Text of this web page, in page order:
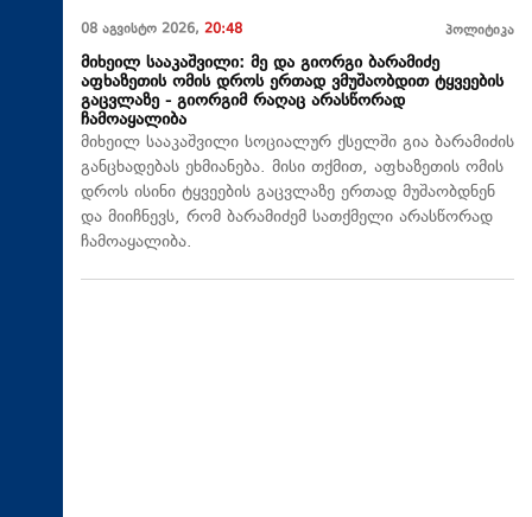
08 აგვისტო 2026, 20:48 პოლიტიკა
მიხეილ სააკაშვილი: მე და გიორგი ბარამიძე
აფხაზეთის ომის დროს ერთად ვმუშაობდით ტყვეების
გაცვლაზე - გიორგიმ რაღაც არასწორად
ჩამოაყალიბა
მიხეილ სააკაშვილი სოციალურ ქსელში გია ბარამიძის
განცხადებას ეხმიანება. მისი თქმით, აფხაზეთის ომის
დროს ისინი ტყვეების გაცვლაზე ერთად მუშაობდნენ
და მიიჩნევს, რომ ბარამიძემ სათქმელი არასწორად
ჩამოაყალიბა.